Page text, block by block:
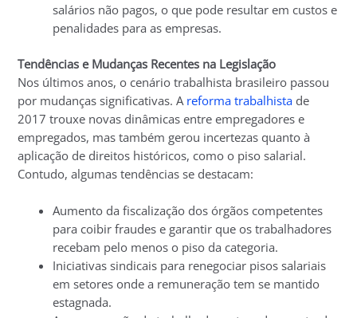
salários não pagos, o que pode resultar em custos e
penalidades para as empresas.
Tendências e Mudanças Recentes na Legislação
Nos últimos anos, o cenário trabalhista brasileiro passou
por mudanças significativas. A reforma trabalhista de
2017 trouxe novas dinâmicas entre empregadores e
empregados, mas também gerou incertezas quanto à
aplicação de direitos históricos, como o piso salarial.
Contudo, algumas tendências se destacam:
Aumento da fiscalização dos órgãos competentes
para coibir fraudes e garantir que os trabalhadores
recebam pelo menos o piso da categoria.
Iniciativas sindicais para renegociar pisos salariais
em setores onde a remuneração tem se mantido
estagnada.